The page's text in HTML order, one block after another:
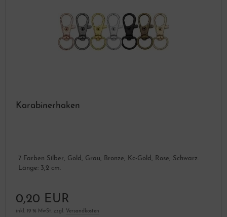
Karabinerhaken
7 Farben Silber, Gold, Grau, Bronze, Kc-Gold, Rose, Schwarz.
Länge: 3,2 cm.
0,20 EUR
inkl. 19 % MwSt. zzgl. Versandkosten